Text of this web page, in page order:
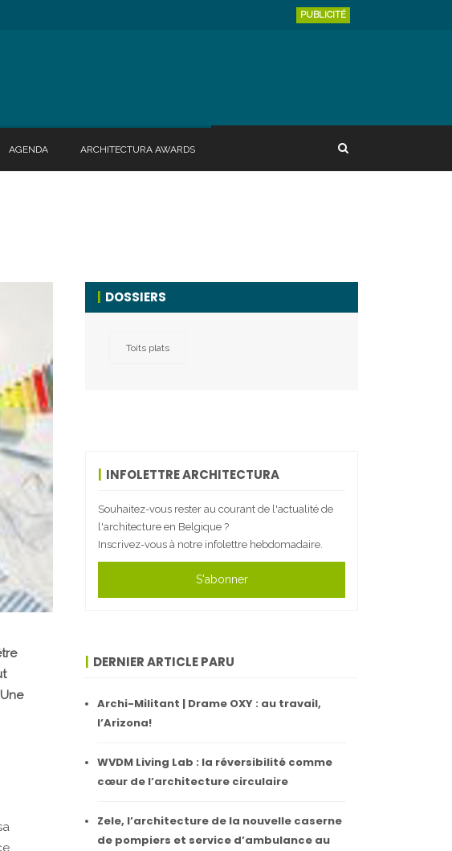
PUBLICITÉ
AGENDA ARCHITECTURA AWARDS
DOSSIERS
Toits plats
INFOLETTRE ARCHITECTURA
Souhaitez-vous rester au courant de l'actualité de
l'architecture en Belgique ?
Inscrivez-vous à notre infolettre hebdomadaire.
S'abonner
DERNIER ARTICLE PARU
Archi-Militant | Drame OXY : au travail,
l’Arizona!
WVDM Living Lab : la réversibilité comme
cœur de l’architecture circulaire
Zele, l’architecture de la nouvelle caserne
de pompiers et service d’ambulance au